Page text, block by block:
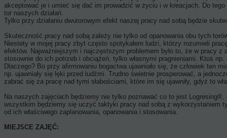
akceptować je i umieć się dać im prowadzić w życiu i w kreacjach. Do
tor naszych działań.
Tylko przy działaniu dwutorowym efekt naszej pracy nad sobą będzie
Skuteczność pracy nad sobą zależy nie tylko od opanowania obu tych
Niestety w mojej pracy zbyt często spotykałem ludzi, którzy rozumieli
efektów. Najważniejszym i najczęstszym problemem było to, że w pracy
stosownie do ich potrzeb i obciążeń, tylko własnymi pragnieniami. Ktoś
Dlaczego? Bo przy afirmowaniu bogactwa ujawniało się, że człowiek ten
np. ujawniały się lęki przed ludźmi. Trudno świetnie prosperować, a
zabrać się za pracę nad tymi słabościami, które im się ujawniły, gdyż to
Na naszych zajęciach będziemy nie tylko poznawać co to jest
wszystkim będziemy się uczyć taktyki pracy nad sobą z wykorzystaniem
od ich właściwego zaplanowania, opanowania i stosowania.
MIEJSCE ZAJĘĆ: